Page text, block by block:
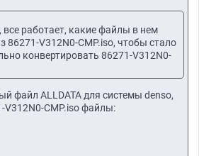
все работает, какие файлы в нем
86271-V312N0-CMP.iso, чтобы стало
конвертировать 86271-V312N0-
файл ALLDATA для системы denso,
V312N0-CMP.iso файлы: